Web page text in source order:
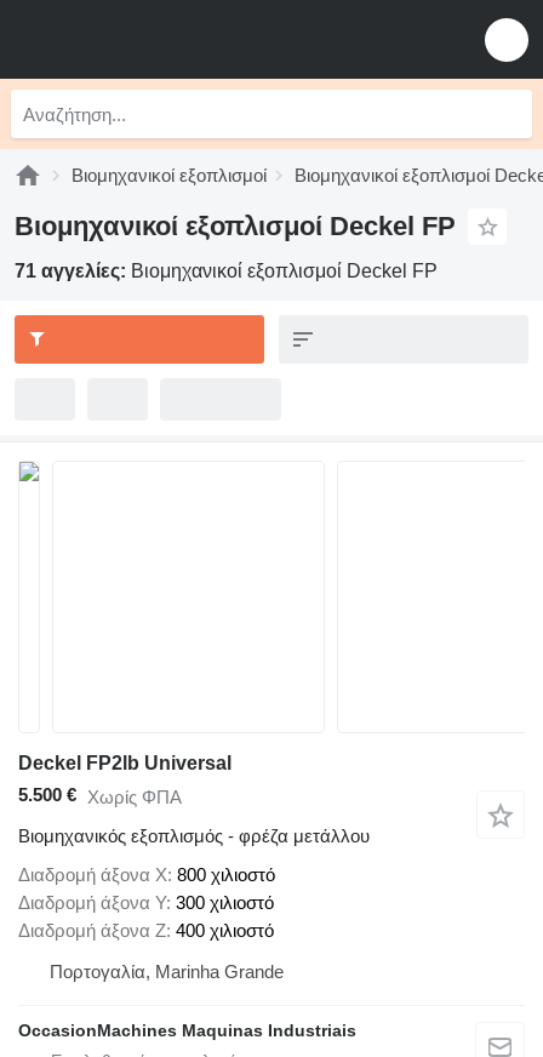
Βιομηχανικοί εξοπλισμοί Βιομηχανικοί εξοπλισμοί
Βιομηχανικοί εξοπλισμοί Deckel FP
71 αγγελίες: Βιομηχανικοί εξοπλισμοί Deckel FP
Deckel FP2lb Universal
5.500 € Χωρίς ΦΠΑ
Βιομηχανικός εξοπλισμός - φρέζα μετάλλου
Διαδρομή άξονα X 800 χιλιοστό
Διαδρομή άξονα Y 300 χιλιοστό
Διαδρομή άξονα Z 400 χιλιοστό
Πορτογαλία, Marinha Grande
OccasionMachines Maquinas Industriais